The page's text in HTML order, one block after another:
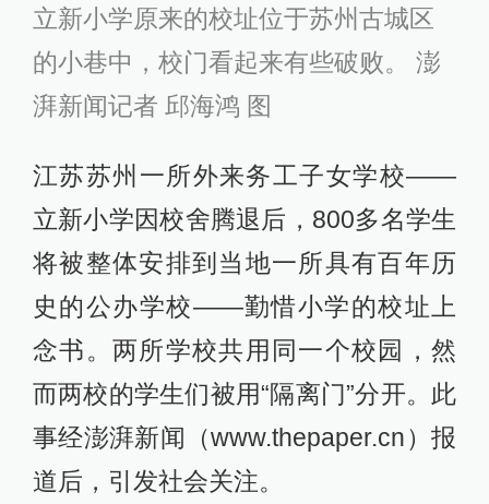
立新小学原来的校址位于苏州古城区
的小巷中，校门看起来有些破败。 澎
湃新闻记者 邱海鸿 图
江苏苏州一所外来务工子女学校——
立新小学因校舍腾退后，800多名学生
将被整体安排到当地一所具有百年历
史的公办学校——勤惜小学的校址上
念书。两所学校共用同一个校园，然
而两校的学生们被用“隔离门”分开。此
事经澎湃新闻（www.thepaper.cn）报
道后，引发社会关注。